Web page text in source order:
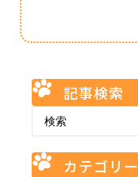
記事検索
カテゴリー